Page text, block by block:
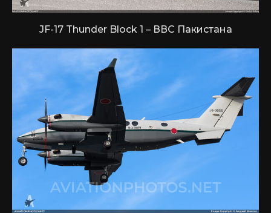
JF-17 Thunder Block 1 – ВВС Пакистана